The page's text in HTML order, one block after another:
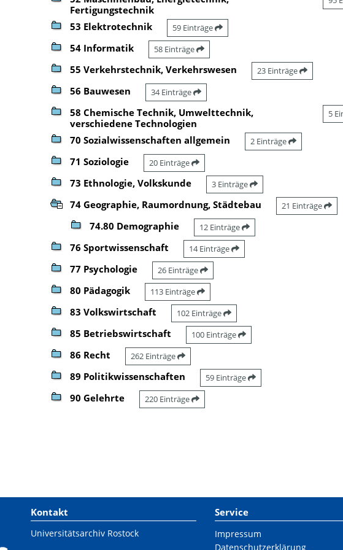
Fertigungstechnik
53 Elektrotechnik 59 Einträge
54 Informatik 58 Einträge
55 Verkehrstechnik, Verkehrswesen 23 Einträge
56 Bauwesen 34 Einträge
58 Chemische Technik, Umwelttechnik,
verschiedene Technologien
5
70 Sozialwissenschaften allgemein 2 Einträge
71 Soziologie 20 Einträge
73 Ethnologie, Volkskunde 3 Einträge
74 Geographie, Raumordnung, Städtebau 21 Einträge
74.80 Demographie 12 Einträge
76 Sportwissenschaft 14 Einträge
77 Psychologie 26 Einträge
80 Pädagogik 113 Einträge
83 Volkswirtschaft 102 Einträge
85 Betriebswirtschaft 100 Einträge
86 Recht 262 Einträge
89 Politikwissenschaften 59 Einträge
90 Gelehrte 220 Einträge
Kontakt
Universitätsarchiv Rostock
Service
Impressum
Datenschutzerklärung